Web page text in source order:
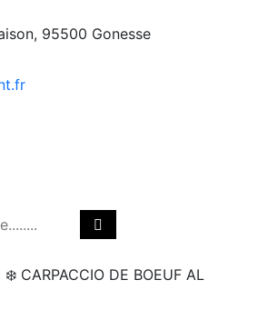
95500 Gonesse
❄️ CARPACCIO DE BOEUF AL